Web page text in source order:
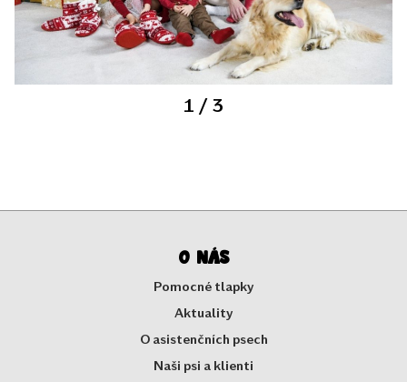
1 / 3
O nás
Pomocné tlapky
Aktuality
O asistenčních psech
Naši psi a klienti